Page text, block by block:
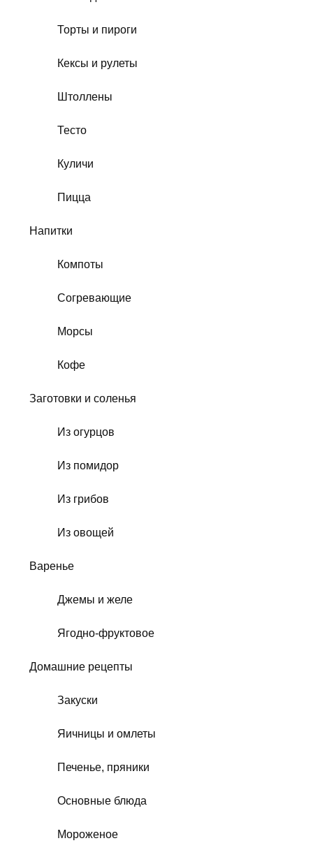
Торты и пироги
Кексы и рулеты
Штоллены
Тесто
Куличи
Пицца
Напитки
Компоты
Согревающие
Морсы
Кофе
Заготовки и соленья
Из огурцов
Из помидор
Из грибов
Из овощей
Варенье
Джемы и желе
Ягодно-фруктовое
Домашние рецепты
Закуски
Яичницы и омлеты
Печенье, пряники
Основные блюда
Мороженое